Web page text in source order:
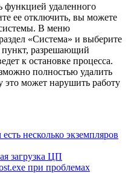
функцией удаленного
ее отключить, вы можете
системы. В меню
«Система» и выберите
пункт, разрешающий
к остановке процесса.
полностью удалить
это может нарушить работу
несколько экземпляров
загрузка ЦП
при проблемах